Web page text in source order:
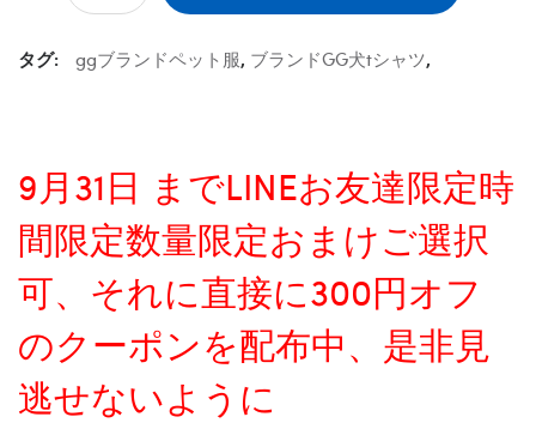
タグ: ggブランドペット服, ブランドGG犬tシャツ,
9月31日 までLINEお友達限定時
間限定数量限定おまけご選択
可、それに直接に300円オフ
のクーポンを配布中、是非見
逃せないように